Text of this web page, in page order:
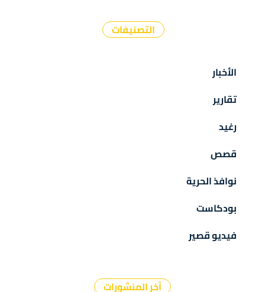
التصنيفات
الأخبار
تقارير
رغيد
قصص
نوافذ الحرية
بودكاست
فيديو قصير
آخر المنشورات